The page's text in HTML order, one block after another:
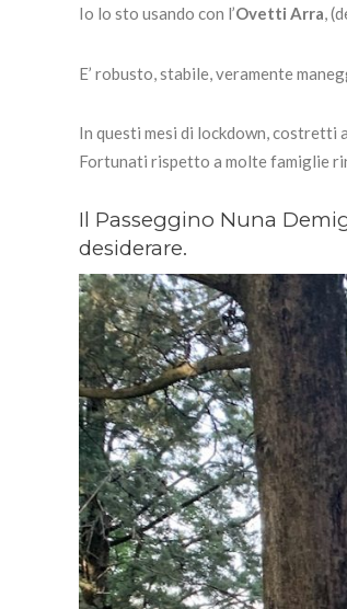
Io lo sto usando con l’Ovetti Arra,
E’ robusto, stabile, veramente
In questi mesi di lockdown, costretti
Fortunati rispetto a molte famiglie
Il Passeggino Nuna
desiderare.